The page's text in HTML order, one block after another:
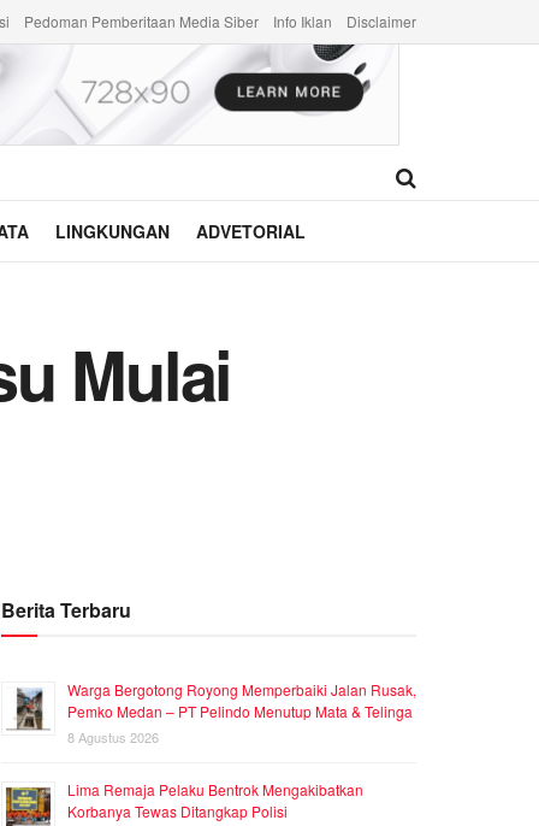
Pedoman Pemberitaan Media Siber Info Iklan Disclaimer
LINGKUNGAN ADVETORIAL
Mulai
Berita Terbaru
Warga Bergotong Royong Memperbaiki Jalan Rusak,
Pemko Medan – PT Pelindo Menutup Mata & Telinga
8 Agustus 2026
Lima Remaja Pelaku Bentrok Mengakibatkan
Korbanya Tewas Ditangkap Polisi